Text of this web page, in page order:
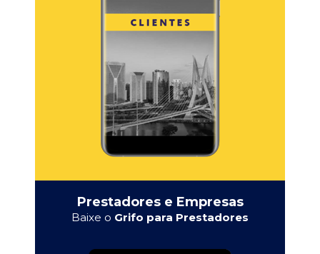
Prestadores e Empresas
Baixe o Grifo para Prestadores